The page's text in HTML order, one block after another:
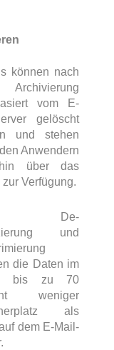
können nach
vom E-
gelöscht
und stehen
Anwendern
über das
Verfügung.
De-
und
die Daten im
bis zu 70
weniger
als
dem E-Mail-